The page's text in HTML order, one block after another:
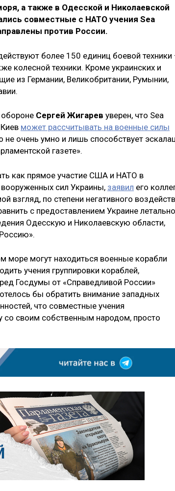
а также в Одесской и Николаевской
совместные с НАТО учения Sea
против России.
более 150 единиц боевой техники
колесной техники. Кроме украинских и
из Германии, Великобритании, Румынии,
Сергей Жигарев уверен, что Sea
может рассчитывать на военные силы
очень умно и лишь способствует
газете».
как прямое участие США и НАТО в
вооруженных сил Украины, заявил его
взгляд, по степени негативного
с предоставлением Украине
Одесскую и Николаевскую области,
море могут находиться военные корабли
учения группировки кораблей,
Госдумы от «Справедливой России»
бы обратить внимание западных
что совместные учения
со своим собственным народом, просто